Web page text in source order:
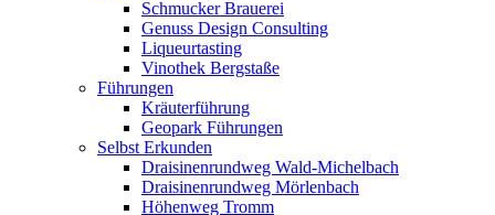
Schmucker Brauerei
Genuss Design Consulting
Liqueurtasting
Vinothek Bergstaße
Führungen
Kräuterführung
Geopark Führungen
Selbst Erkunden
Draisinenrundweg Wald-Michelbach
Draisinenrundweg Mörlenbach
Höhenweg Tromm